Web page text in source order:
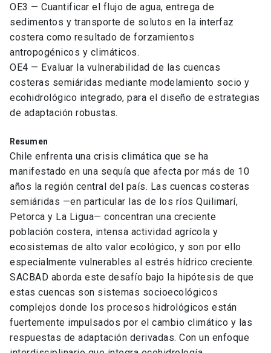
OE3 — Cuantificar el flujo de agua, entrega de
sedimentos y transporte de solutos en la interfaz
costera como resultado de forzamientos
antropogénicos y climáticos.
OE4 — Evaluar la vulnerabilidad de las cuencas
costeras semiáridas mediante modelamiento socio y
ecohidrológico integrado, para el diseño de estrategias
de adaptación robustas.
Resumen
Chile enfrenta una crisis climática que se ha
manifestado en una sequía que afecta por más de 10
años la región central del país. Las cuencas costeras
semiáridas —en particular las de los ríos Quilimarí,
Petorca y La Ligua— concentran una creciente
población costera, intensa actividad agrícola y
ecosistemas de alto valor ecológico, y son por ello
especialmente vulnerables al estrés hídrico creciente.
SACBAD aborda este desafío bajo la hipótesis de que
estas cuencas son sistemas socioecológicos
complejos donde los procesos hidrológicos están
fuertemente impulsados por el cambio climático y las
respuestas de adaptación derivadas. Con un enfoque